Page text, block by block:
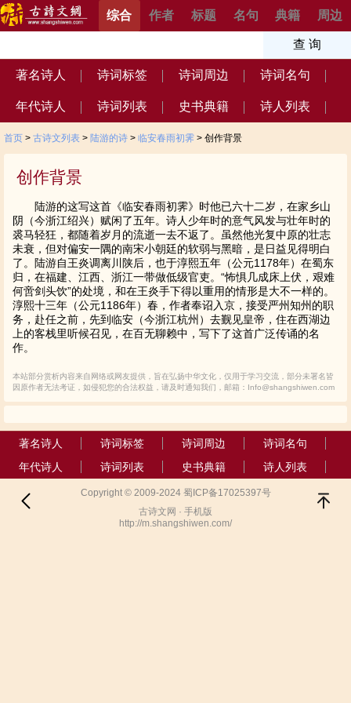
周边
典籍
名句
标题
作者
综合
著名诗人 诗词标签 诗词周边 诗词名句
年代诗人 诗词列表 史书典籍 诗人列表
首页 > 古诗文列表 > 陆游的诗 > 临安春雨初霁 > 创作背景
创作背景
陆游的这写这首《临安春雨初霁》时他已六十二岁，在家乡山
阴（今浙江绍兴）赋闲了五年。诗人少年时的意气风发与壮年时的
裘马轻狂，都随着岁月的流逝一去不返了。虽然他光复中原的壮志
未衰，但对偏安一隅的南宋小朝廷的软弱与黑暗，是日益见得明白
了。陆游自王炎调离川陕后，也于淳熙五年（公元1178年）在蜀东
归，在福建、江西、浙江一带做低级官吏。“怖惧几成床上伏，艰难
何啻剑头饮”的处境，和在王炎手下得以重用的情形是大不一样的。
淳熙十三年（公元1186年）春，作者奉诏入京，接受严州知州的职
务，赴任之前，先到临安（今浙江杭州）去觐见皇帝，住在西湖边
上的客栈里听候召见，在百无聊赖中，写下了这首广泛传诵的名
作。
本站部分赏析内容来自网络或网友提供，旨在弘扬中华文化，仅用于学习交流，部分未署名皆
因原作者无法考证，如侵犯您的合法权益，请及时通知我们，邮箱：Info@shangshiwen.com
著名诗人 诗词标签 诗词周边
诗词名句
年代诗人
诗词列表 史书典籍 诗人列表
Copyright © 2009-2024 蜀ICP备17025397号
古诗文网 · 手机版
http://m.shangshiwen.com/